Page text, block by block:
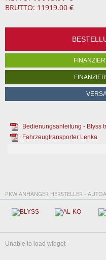
BRUTTO: 11919.00 €
Bedienungsanleitung - Blyss
Fahrzeugtransporter Lenka
PKW ANHÄNGER HERSTELLER -
Unable to load widget